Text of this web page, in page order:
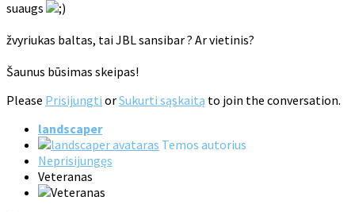
suaugs
žvyriukas baltas, tai JBL sansibar ? Ar vietinis?
Šaunus būsimas skeipas!
Please Prisijungti orSukurti sąskaitą to join the conversation.
landscaper
Temos autorius
Neprisijungęs
Veteranas